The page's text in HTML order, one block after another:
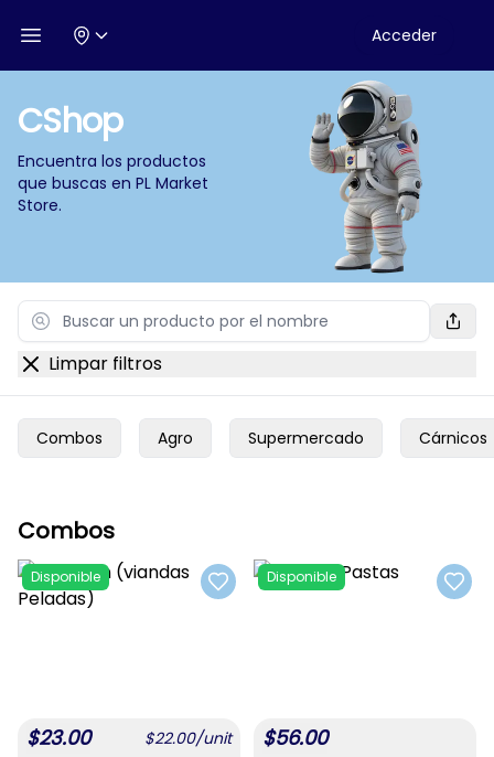
Open menu Acceder
CShop
Encuentra los productos
que buscas en PL Market
Store.
Search
Limpar filtros
Combos Agro Supermercado Cárnicos
Combos
Add to favorites
Disponible
$23.00 $22.00/unit
Add
Disponible
$56.00